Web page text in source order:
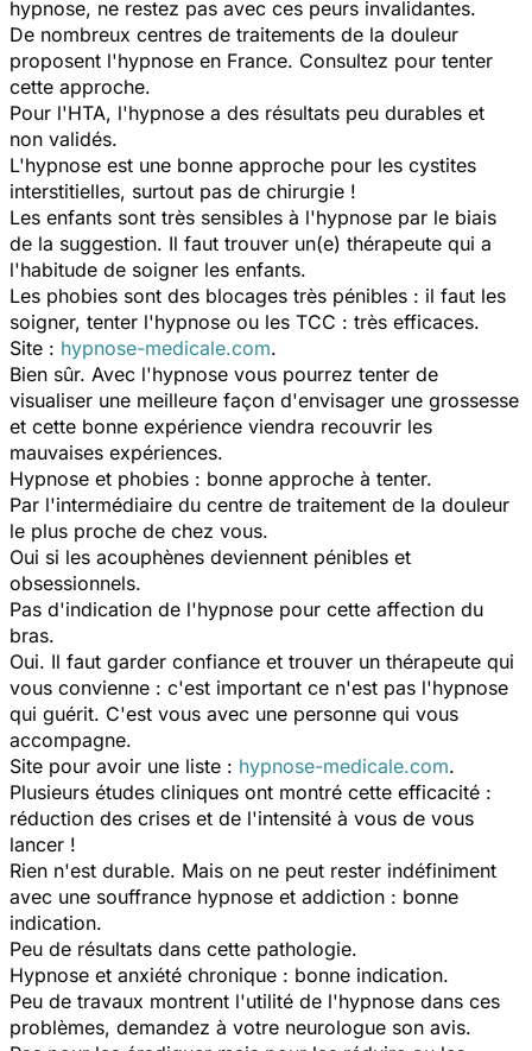
hypnose, ne restez pas avec ces peurs invalidantes.
De nombreux centres de traitements de la douleur
proposent l'hypnose en France. Consultez pour tenter
cette approche.
Pour l'HTA, l'hypnose a des résultats peu durables et
non validés.
L'hypnose est une bonne approche pour les cystites
interstitielles, surtout pas de chirurgie !
Les enfants sont très sensibles à l'hypnose par le biais
de la suggestion. Il faut trouver un(e) thérapeute qui a
l'habitude de soigner les enfants.
Les phobies sont des blocages très pénibles : il faut les
soigner, tenter l'hypnose ou les TCC : très efficaces.
Site : hypnose-medicale.com.
Bien sûr. Avec l'hypnose vous pourrez tenter de
visualiser une meilleure façon d'envisager une grossesse
et cette bonne expérience viendra recouvrir les
mauvaises expériences.
Hypnose et phobies : bonne approche à tenter.
Par l'intermédiaire du centre de traitement de la douleur
le plus proche de chez vous.
Oui si les acouphènes deviennent pénibles et
obsessionnels.
Pas d'indication de l'hypnose pour cette affection du
bras.
Oui. Il faut garder confiance et trouver un thérapeute qui
vous convienne : c'est important ce n'est pas l'hypnose
qui guérit. C'est vous avec une personne qui vous
accompagne.
Site pour avoir une liste : hypnose-medicale.com.
Plusieurs études cliniques ont montré cette efficacité :
réduction des crises et de l'intensité à vous de vous
lancer !
Rien n'est durable. Mais on ne peut rester indéfiniment
avec une souffrance hypnose et addiction : bonne
indication.
Peu de résultats dans cette pathologie.
Hypnose et anxiété chronique : bonne indication.
Peu de travaux montrent l'utilité de l'hypnose dans ces
problèmes, demandez à votre neurologue son avis.